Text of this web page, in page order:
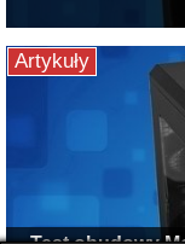
Artykuły